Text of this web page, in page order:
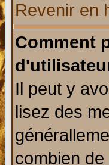
Revenir en
Comment
Il peut y
lisez des
combien